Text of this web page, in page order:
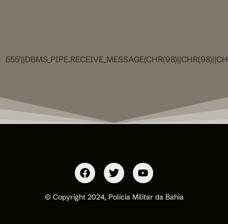
© Copyright 2024, Polícia Militar da Bahia